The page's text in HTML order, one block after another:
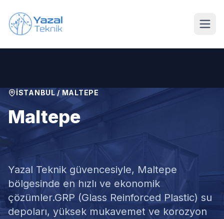
İSTANBUL/ MALTEPE
Maltepe
GRP Su Deposu
Yazal Teknik güvencesiyle, Maltepe
bölgesinde en hızlı ve ekonomik
çözümler.GRP (Glass Reinforced Plastic) su
depoları, yüksek mukavemet ve korozyon